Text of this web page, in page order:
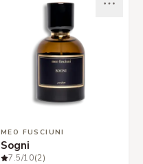
MEO FUSCIUNI
Sogni
7.5/10(2)